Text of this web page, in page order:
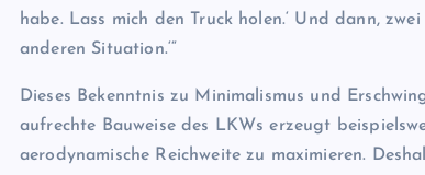
habe. Lass mich den Truck holen.‘ Und dann,
anderen Situation.‘“
Dieses Bekenntnis zu Minimalismus und
aufrechte Bauweise des LKWs erzeugt
aerodynamische Reichweite zu maximieren.